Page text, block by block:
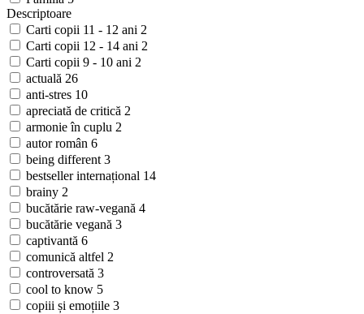
Descriptoare
Carti copii 11 - 12 ani 2
Carti copii 12 - 14 ani 2
Carti copii 9 - 10 ani 2
actuală 26
anti-stres 10
apreciată de critică 2
armonie în cuplu 2
autor român 6
being different 3
bestseller internațional 14
brainy 2
bucătărie raw-vegană 4
bucătărie vegană 3
captivantă 6
comunică altfel 2
controversată 3
cool to know 5
copiii și emoțiile 3